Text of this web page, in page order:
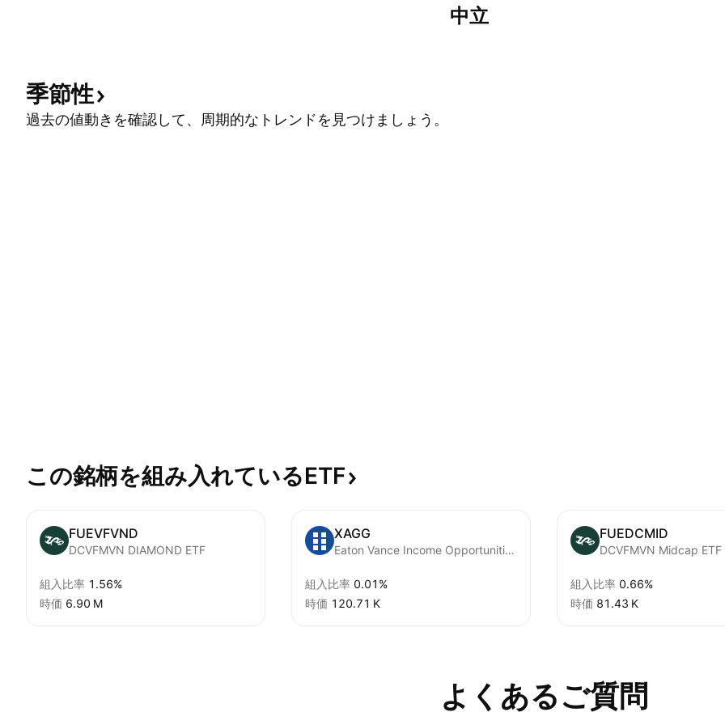
中立
季節性
過去の値動きを確認して、周期的なトレンドを見つけましょう。
この銘柄を組み入れているETF
FUEVFVND
DCVFMVN DIAMOND ETF
組入比率 1.56%
時価 ‪6.90 M‬
XAGG
Eaton Vance Income Opportunities ETF
組入比率 0.01%
時価 ‪120.71 K‬
FUEDCMID
DCVFMVN Midcap ETF
組入比率 0.66%
時価 ‪81.43 K‬
よくあるご質問